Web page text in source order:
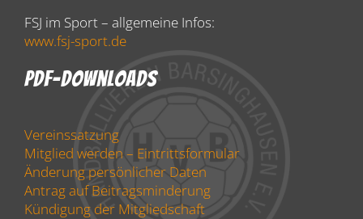
FSJ im Sport – allgemeine Infos:
www.fsj-sport.de
PDF-Downloads
Vereinssatzung
Mitglied werden – Eintrittsformular
Änderung persönlicher Daten
Antrag auf Beitragsminderung
Kündigung der Mitgliedschaft